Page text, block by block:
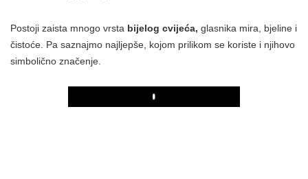
Postoji zaista mnogo vrsta bijelog cvijeća, glasnika mira, bjeline i
čistoće. Pa saznajmo najljepše, kojom prilikom se koriste i njihovo
simbolično značenje.
Play